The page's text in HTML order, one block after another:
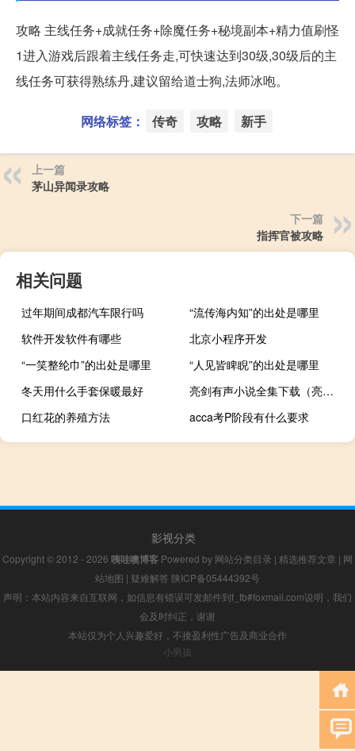
攻略 主线任务+成就任务+除魔任务+秘境副本+精力值刷怪
1进入游戏后跟着主线任务走,可快速达到30级,30级后的主
线任务可获得熟练丹,建议留给道士狗,法师冰咆。
网络标签： 传奇 攻略 新手
上一篇
茅山异闻录攻略
下一篇
指挥官被攻略
相关问题
过年期间成都汽车限行吗
“流传海内知”的出处是哪里
软件开发软件有哪些
北京小程序开发
“一笑整纶巾”的出处是哪里
“人见皆睥睨”的出处是哪里
冬天用什么手套保暖最好
亮剑有声小说全集下载（亮剑小说全集完整版）
口红花的养殖方法
acca考P阶段有什么要求
影视分类
Copyright © 2012 - 2026 咦哇噢博客 Powered by 网站分类目录 | 精选推荐文章 | 网
站地图 | 疑难解答 陕ICP备05444392号
声明：本站内容来自互联网，如信息有错误可发邮件到f_fb#foxmail.com说明，我们
会及时纠正，谢谢
本站仅为个人兴趣爱好，不接盈利性广告及商业合作
小男孩